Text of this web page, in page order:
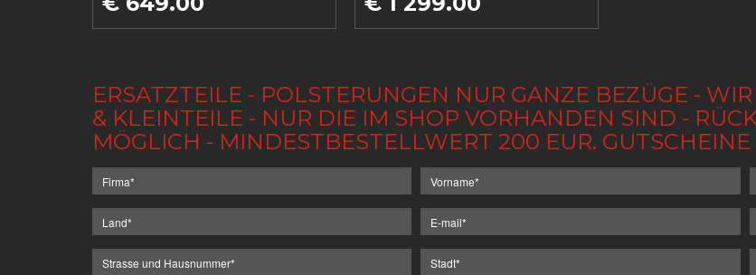
ERSATZTEILE - POLSTERUNGEN NUR GANZE BEZÜGE -
& KLEINTEILE - NUR DIE IM SHOP VORHANDEN SIND -
MÖGLICH - MINDESTBESTELLWERT 200 EUR.